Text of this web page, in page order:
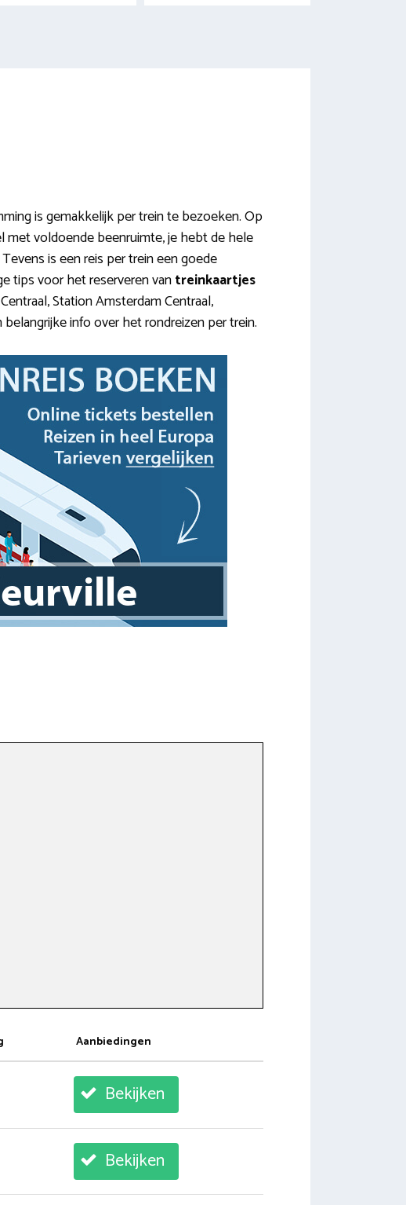
is gemakkelijk per trein te bezoeken. Op
met voldoende beenruimte, je hebt de hele
is een reis per trein een goede
tips voor het reserveren vantreinkaartjes
Station Amsterdam Centraal,
info over het rondreizen per trein.
Aanbiedingen
Bekijken
Bekijken